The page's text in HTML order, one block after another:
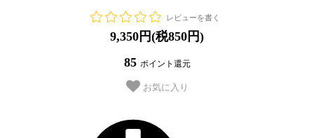
レビューを書く
9,350円(税850円)
85 ポイント還元
お気に入り